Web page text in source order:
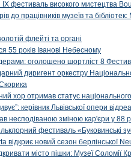
IX фестиваль високого мистецтва
до працівників музеїв та
флейті та органі
55 років Іванові Небесному
оголошено шортліст 8
диригент оркестру
хор отримав статус національного
керівник Львівської опери
несподіваною зміною кар'єри у 88
фестиваль «Буковинські
відкриє новий сезон берлінської
місто пішки: Музеї Соломії